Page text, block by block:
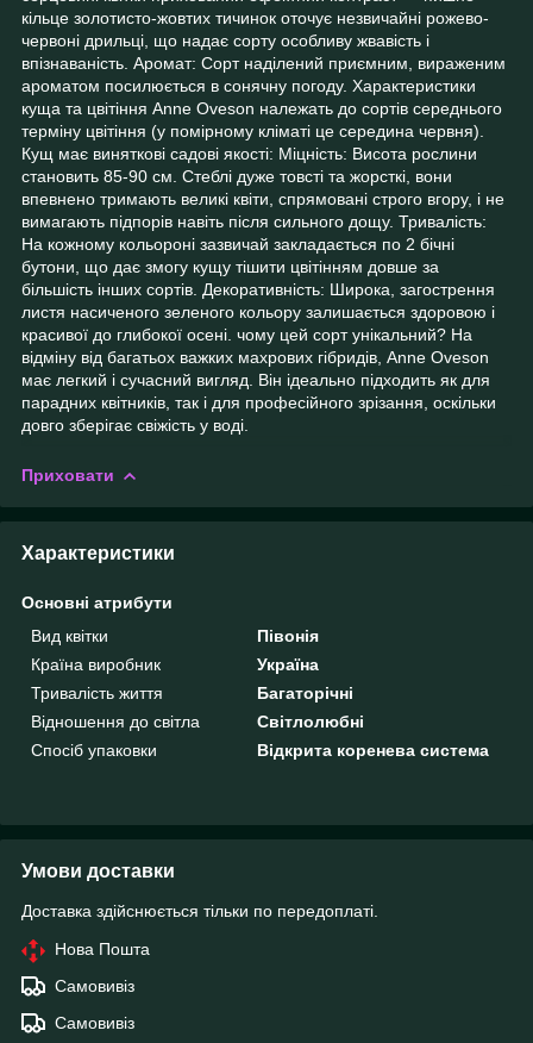
кільце золотисто-жовтих тичинок оточує незвичайні рожево-
червоні дрильці, що надає сорту особливу жвавість і
впізнаваність. Аромат: Сорт наділений приємним, вираженим
ароматом посилюється в сонячну погоду. Характеристики
куща та цвітіння Anne Oveson належать до сортів середнього
терміну цвітіння (у помірному кліматі це середина червня).
Кущ має виняткові садові якості: Міцність: Висота рослини
становить 85-90 см. Стеблі дуже товсті та жорсткі, вони
впевнено тримають великі квіти, спрямовані строго вгору, і не
вимагають підпорів навіть після сильного дощу. Тривалість:
На кожному кольороні зазвичай закладається по 2 бічні
бутони, що дає змогу кущу тішити цвітінням довше за
більшість інших сортів. Декоративність: Широка, загострення
листя насиченого зеленого кольору залишається здоровою і
красивої до глибокої осені. чому цей сорт унікальний? На
відміну від багатьох важких махрових гібридів, Anne Oveson
має легкий і сучасний вигляд. Він ідеально підходить як для
парадних квітників, так і для професійного зрізання, оскільки
довго зберігає свіжість у воді.
Приховати
Характеристики
Основні атрибути
Вид квітки
Півонія
Країна виробник
Україна
Тривалість життя
Багаторічні
Відношення до світла
Світлолюбні
Спосіб упаковки
Відкрита коренева система
Умови доставки
Доставка здійснюється тільки по передоплаті.
Нова Пошта
Самовивіз
Самовивіз